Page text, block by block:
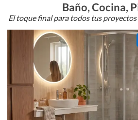
Baño, Cocina,
El toque final para todos tus